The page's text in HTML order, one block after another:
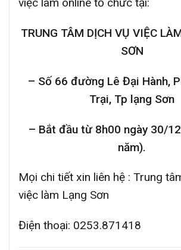
việc làm online tổ chức tại:
TRUNG TÂM DỊCH VỤ VIỆC
SƠN
– Số 66 đường Lê Đại Hành,
Trại, Tp lạng Sơn
– Bắt đầu từ 8h00 ngày 30/
năm).
Mọi chi tiết xin liên hệ : Trung
việc làm Lạng Sơn
Điện thoại: 0253.871418